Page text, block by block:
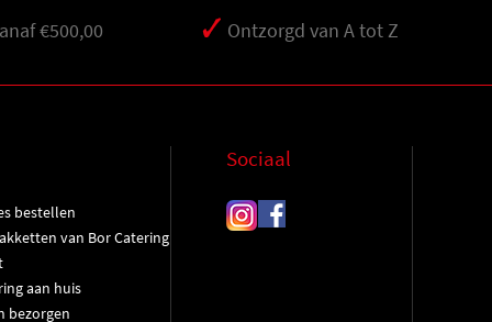
€500,00 Ontzorgd van A tot Z
bestellen
van Bor Catering
aan huis
bezorgen
Sociaal